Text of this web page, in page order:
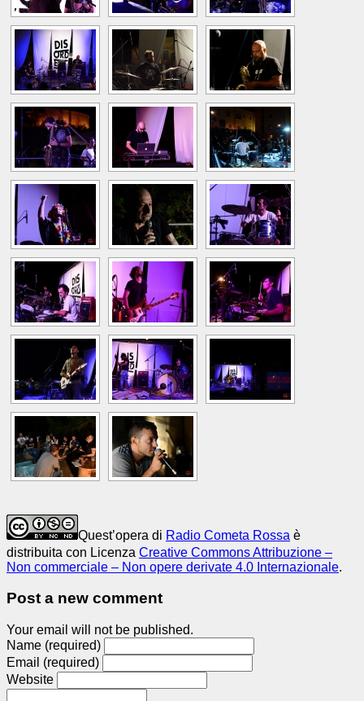
Quest’opera di Radio Cometa Rossa è
distribuita con Licenza Creative Commons Attribuzione –
Non commerciale – Non opere derivate 4.0 Internazionale.
Post a new comment
Your email will not be published.
Name (required)
Email (required)
Website